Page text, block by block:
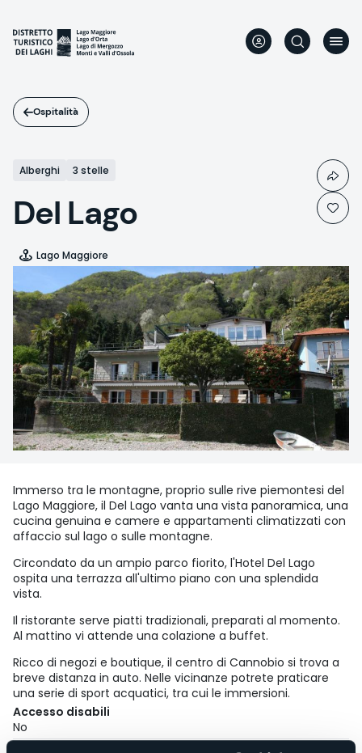
contenuto
principale
Ospitalità
Alberghi 3 stelle
Del Lago
Lago Maggiore
Immerso tra le montagne, proprio sulle rive piemontesi del
Lago Maggiore, il Del Lago vanta una vista panoramica, una
cucina genuina e camere e appartamenti climatizzati con
affaccio sul lago o sulle montagne.
Circondato da un ampio parco fiorito, l'Hotel Del Lago
ospita una terrazza all'ultimo piano con una splendida
vista.
Il ristorante serve piatti tradizionali, preparati al momento.
Al mattino vi attende una colazione a buffet.
Ricco di negozi e boutique, il centro di Cannobio si trova a
breve distanza in auto. Nelle vicinanze potrete praticare
una serie di sport acquatici, tra cui le immersioni.
Accesso disabili
No